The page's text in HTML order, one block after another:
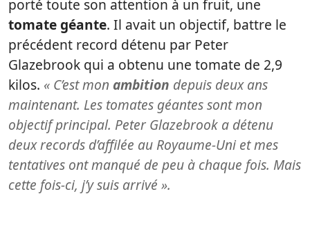
porté toute son attention à un fruit, une
tomate géante. Il avait un objectif, battre le
précédent record détenu par Peter
Glazebrook qui a obtenu une tomate de 2,9
kilos. « C’est mon ambition depuis deux ans
maintenant. Les tomates géantes sont mon
objectif principal. Peter Glazebrook a détenu
deux records d’affilée au Royaume-Uni et mes
tentatives ont manqué de peu à chaque fois. Mais
cette fois-ci, j’y suis arrivé ».